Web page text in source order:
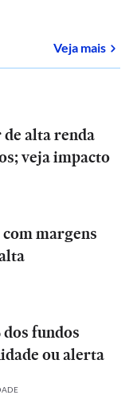
Veja mais
alta renda
veja impacto
margens
dos fundos
ou alerta